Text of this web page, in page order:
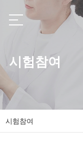
시험참여
시험참여